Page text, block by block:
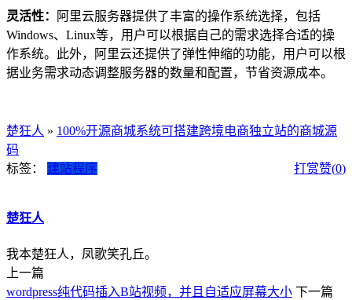
灵活性：
阿里云服务器提供了丰富的操作系统选择，包括
Windows、Linux等，用户可以根据自己的需求选择合适的操
作系统。此外，阿里云还提供了弹性伸缩的功能，用户可以根
据业务需求动态调整服务器的数量和配置，节省资源成本。
楚狂人 » 100%开源商城系统可搭建跨境电商独立站的商城源
码
打赏赞(0)
标签： 建站程序
楚狂人
我本楚狂人，凤歌笑孔丘。
上一篇
wordpress纯代码插入B站视频，并且自适应屏幕大小 下一篇